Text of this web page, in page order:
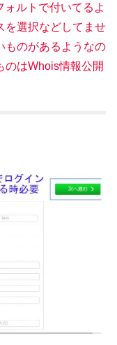
ルトで付いてるよ
を選択などしてませ
ものがあるようなの
のはWhois情報公開